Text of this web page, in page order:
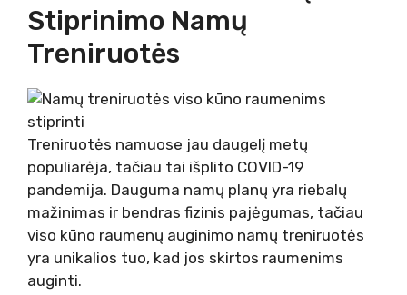
Stiprinimo Namų
Treniruotės
Treniruotės namuose jau daugelį metų
populiarėja, tačiau tai išplito COVID-19
pandemija. Dauguma namų planų yra riebalų
mažinimas ir bendras fizinis pajėgumas, tačiau
viso kūno raumenų auginimo namų treniruotės
yra unikalios tuo, kad jos skirtos raumenims
auginti.